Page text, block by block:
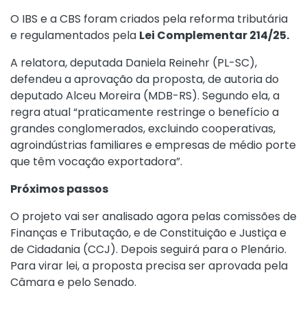
O IBS e a CBS foram criados pela reforma tributária
e regulamentados pela Lei Complementar 214/25.
A relatora, deputada Daniela Reinehr (PL-SC),
defendeu a aprovação da proposta, de autoria do
deputado Alceu Moreira (MDB-RS). Segundo ela, a
regra atual “praticamente restringe o benefício a
grandes conglomerados, excluindo cooperativas,
agroindústrias familiares e empresas de médio porte
que têm vocação exportadora”.
Próximos passos
O projeto vai ser analisado agora pelas comissões de
Finanças e Tributação, e de Constituição e Justiça e
de Cidadania (CCJ). Depois seguirá para o Plenário.
Para virar lei, a proposta precisa ser aprovada pela
Câmara e pelo Senado.